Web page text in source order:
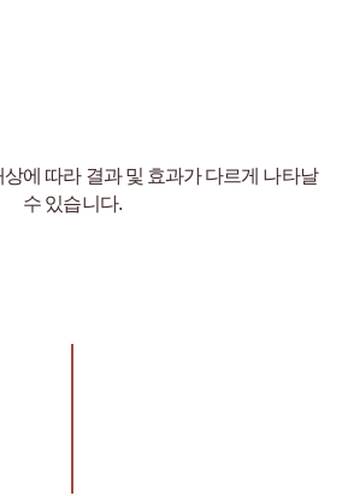
에 따라 결과 및 효과가 다르게 나타날
수 있습니다.